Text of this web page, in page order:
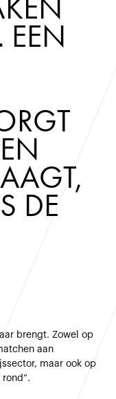
EEN
DE
brengt. Zowel op
aan
maar ook op